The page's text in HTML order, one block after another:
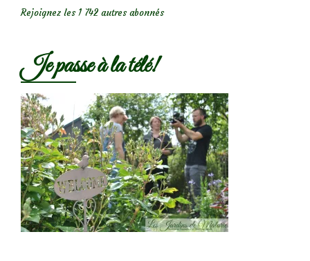
Rejoignez les 1 742 autres abonnés
Je passe à la télé!